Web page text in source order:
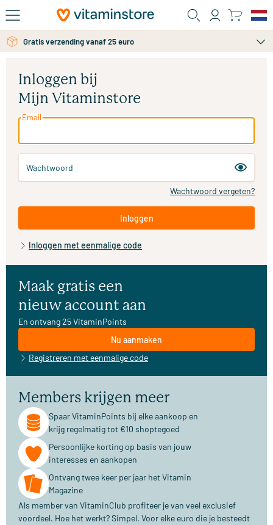
Ga naar de hoofdinhoud
Gratis verzending vanaf 25 euro
Inloggen bij
Mijn Vitaminstore
Email
Wachtwoord
Wachtwoord vergeten?
Inloggen
Inloggen met eenmalige code
Maak gratis een
nieuw account aan
En ontvang 25 VitaminPoints
Nu aanmaken
Registreren met eenmalige code
Members krijgen meer
Spaar VitaminPoints bij elke aankoop en
krijg regelmatig tot €10 shoptegoed
Persoonlijke korting op basis van jouw
interesses en aankopen
Ontvang twee keer per jaar het Vitamin
Magazine
Als member van VitaminClub profiteer je van veel exclusief
voordeel. Hoe het werkt? Simpel. Voor elke euro die je besteedt